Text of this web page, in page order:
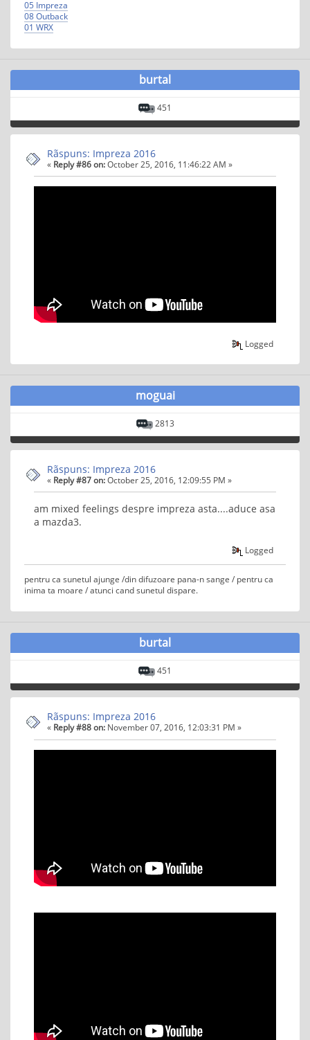
05 Impreza
08 Outback
01 WRX
burtal
451
Rãspuns: Impreza 2016
« Reply #86 on:October 25, 2016, 11:46:22 AM »
Logged
moguai
2813
Rãspuns: Impreza 2016
« Reply #87 on:October 25, 2016, 12:09:55 PM »
am mixed feelings despre impreza asta....aduce asa
a mazda3.
Logged
pentru ca sunetul ajunge /din difuzoare pana-n sange / pentru ca
inima ta moare / atunci cand sunetul dispare.
burtal
451
Rãspuns: Impreza 2016
« Reply #88 on: November 07, 2016, 12:03:31 PM »